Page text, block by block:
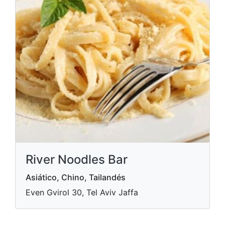
River Noodles Bar
Asiático, Chino, Tailandés
Even Gvirol 30, Tel Aviv Jaffa